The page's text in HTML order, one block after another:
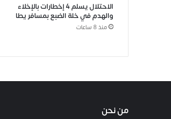
الاحتلال يسلم 4 إخطارات بالإخلاء
والهدم في خلة الضبع بمسافر يطا
منذ 8 ساعات
من نحن